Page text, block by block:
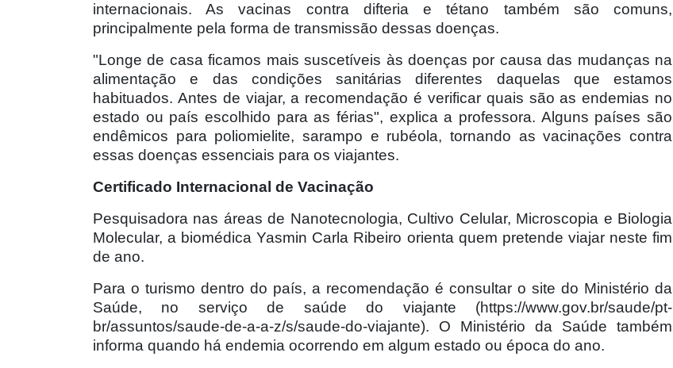
internacionais. As vacinas contra difteria e tétano também são comuns,
principalmente pela forma de transmissão dessas doenças.
"Longe de casa ficamos mais suscetíveis às doenças por causa das mudanças na
alimentação e das condições sanitárias diferentes daquelas que estamos
habituados. Antes de viajar, a recomendação é verificar quais são as endemias no
estado ou país escolhido para as férias", explica a professora. Alguns países são
endêmicos para poliomielite, sarampo e rubéola, tornando as vacinações contra
essas doenças essenciais para os viajantes.
Certificado Internacional de Vacinação
Pesquisadora nas áreas de Nanotecnologia, Cultivo Celular, Microscopia e Biologia
Molecular, a biomédica Yasmin Carla Ribeiro orienta quem pretende viajar neste fim
de ano.
Para o turismo dentro do país, a recomendação é consultar o site do Ministério da
Saúde, no serviço de saúde do viajante (https://www.gov.br/saude/pt-
br/assuntos/saude-de-a-a-z/s/saude-do-viajante). O Ministério da Saúde também
informa quando há endemia ocorrendo em algum estado ou época do ano.